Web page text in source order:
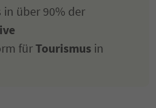
in über 90% der
fürTourismus in